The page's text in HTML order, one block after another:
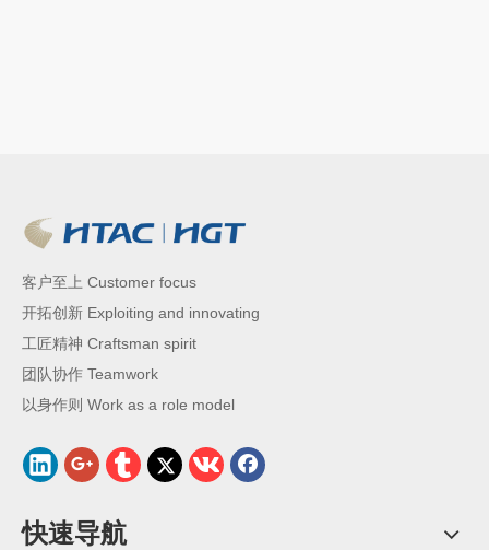
客户至上 Customer focus
开拓创新 Exploiting and innovating
工匠精神 Craftsman spirit
团队协作 Teamwork
以身作则 Work as a role model
快速导航